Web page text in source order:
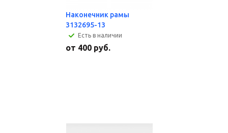
Наконечник рамы
3132695-13
Есть в наличии
от 400 руб.